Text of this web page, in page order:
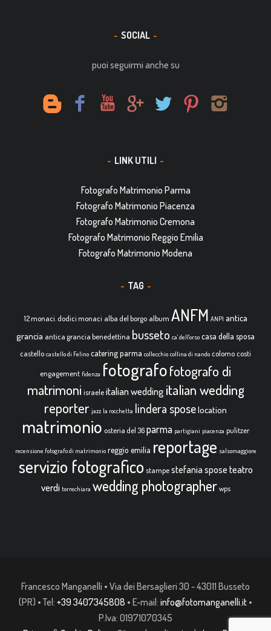
SOCIAL
puoi seguirmi anche su
LINK UTILI
Fotografo Matrimonio Parma
Fotografo Matrimonio Piacenza
Fotografo Matrimonio Cremona
Fotografo Matrimonio Reggio Emilia
Fotografo Matrimonio Modena
TAG
12 monaci. dodici monaci alba del borgo album ANFM ANPI antica
grancia antica grancia benedettina busseto ca' dell'orso casa della sposa
castello castello di Felino catering parma collecchio collina di nando colorno costi
engagement fidenza fotografofotografo di
matrimoni israele italian wedding italian wedding
reporter jazz la rocchetta lindera sposelocation
matrimonio osteria del 36parma partigiani piacenza pulitzer
recensione fotografo di matrimonio reggio emilia reportage salsomaggiore
servizio fotografico stampe stefania spose teatro
verdi torrechiara wedding photographer wps
Francesco Manganelli • Via dei Bersaglieri 30 - 43011 Busseto
(PR) • Tel: +39 3407345808 • E-mail: info@fotomanganelli.it •
P.Iva: 01971070345